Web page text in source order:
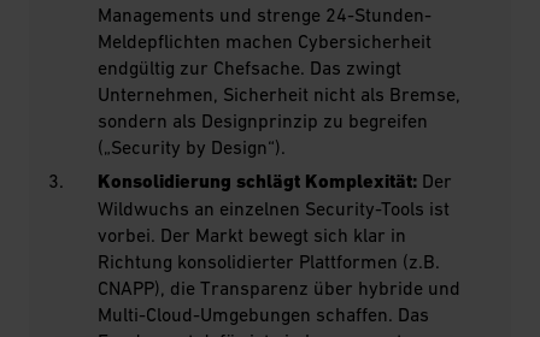
Managements und strenge 24-Stunden-
Meldepflichten machen Cybersicherheit
endgültig zur Chefsache. Das zwingt
Unternehmen, Sicherheit nicht als Bremse,
sondern als Designprinzip zu begreifen
(„Security by Design“).
Konsolidierung schlägt Komplexität: Der
Wildwuchs an einzelnen Security-Tools ist
vorbei. Der Markt bewegt sich klar in
Richtung konsolidierter Plattformen (z.B.
CNAPP), die Transparenz über hybride und
Multi-Cloud-Umgebungen schaffen. Das